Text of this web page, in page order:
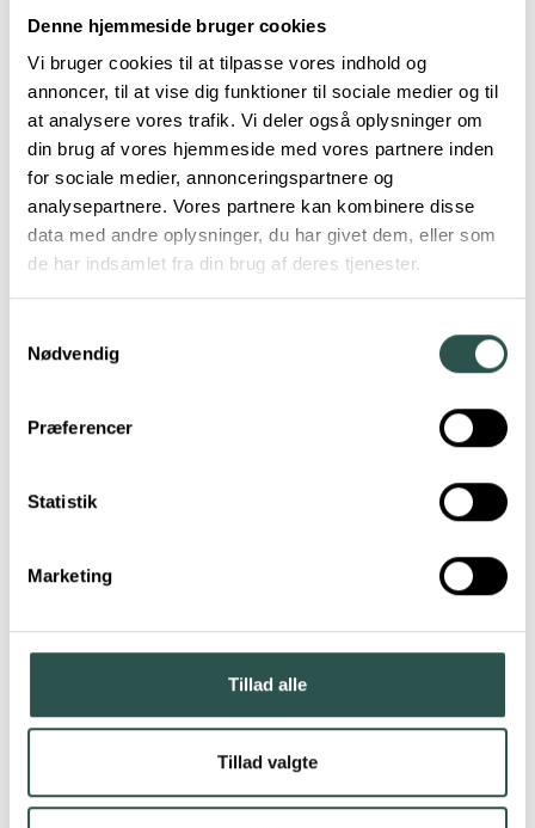
Denne hjemmeside bruger cookies
Vi bruger cookies til at tilpasse vores indhold og
annoncer, til at vise dig funktioner til sociale medier og til
at analysere vores trafik. Vi deler også oplysninger om
din brug af vores hjemmeside med vores partnere inden
for sociale medier, annonceringspartnere og
analysepartnere. Vores partnere kan kombinere disse
data med andre oplysninger, du har givet dem, eller som
de har indsamlet fra din brug af deres tjenester.
Nødvendig
Præferencer
Statistik
Marketing
Tillad alle
Tillad valgte
Cykelbrands vi
servicerer og reparerer
Hos os servicerer og reparerer vi stort set alle
typer og mærker af cykler, der kører på de
danske veje. Uanset om du cykler på en klassisk
citybike, en elcykel, en ladcykel eller en
Batavus